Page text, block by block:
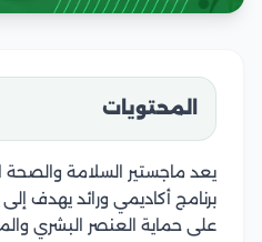
المحتويات
يعد ماجستير السلامة والصحة
برنامج أكاديمي ورائد يهدف إلى
على حماية العنصر البشري